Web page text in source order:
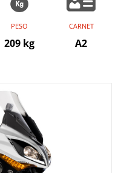
PESO
209 kg
CARNET
A2